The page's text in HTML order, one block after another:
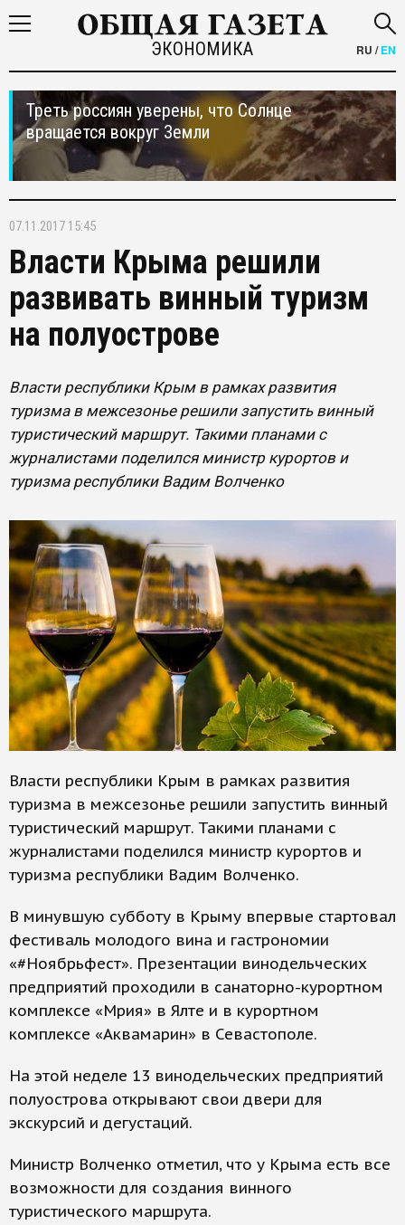
ЭКОНОМИКА RU /EN
Треть россиян уверены, что Солнце
вращается вокруг Земли
07.11.2017 15:45
Власти Крыма решили
развивать винный туризм
на полуострове
Власти республики Крым в рамках развития
туризма в межсезонье решили запустить винный
туристический маршрут. Такими планами с
журналистами поделился министр курортов и
туризма республики Вадим Волченко
Власти республики Крым в рамках развития
туризма в межсезонье решили запустить винный
туристический маршрут. Такими планами с
журналистами поделился министр курортов и
туризма республики Вадим Волченко.
В минувшую субботу в Крыму впервые стартовал
фестиваль молодого вина и гастрономии
«#Ноябрьфест». Презентации винодельческих
предприятий проходили в санаторно-курортном
комплексе «Мрия» в Ялте и в курортном
комплексе «Аквамарин» в Севастополе.
На этой неделе 13 винодельческих предприятий
полуострова открывают свои двери для
экскурсий и дегустаций.
Министр Волченко отметил, что у Крыма есть все
возможности для создания винного
туристического маршрута.